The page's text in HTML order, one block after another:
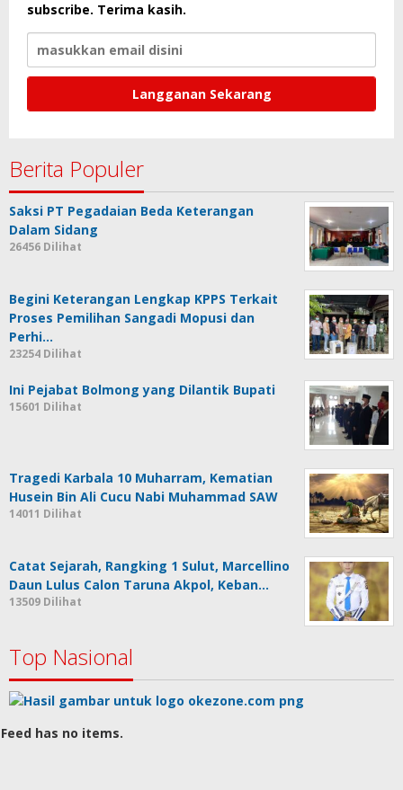
subscribe. Terima kasih.
Berita Populer
Saksi PT Pegadaian Beda Keterangan
Dalam Sidang
26456 Dilihat
Begini Keterangan Lengkap KPPS Terkait
Proses Pemilihan Sangadi Mopusi dan
Perhi…
23254 Dilihat
Ini Pejabat Bolmong yang Dilantik Bupati
15601 Dilihat
Tragedi Karbala 10 Muharram, Kematian
Husein Bin Ali Cucu Nabi Muhammad SAW
14011 Dilihat
Catat Sejarah, Rangking 1 Sulut, Marcellino
Daun Lulus Calon Taruna Akpol, Keban…
13509 Dilihat
Top Nasional
Feed has no items.